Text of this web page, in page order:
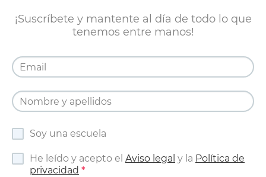
¡Suscríbete y mantente al día de todo lo que
tenemos entre manos!
Soy una escuela
He leído y acepto el Aviso legal y la Política de
privacidad